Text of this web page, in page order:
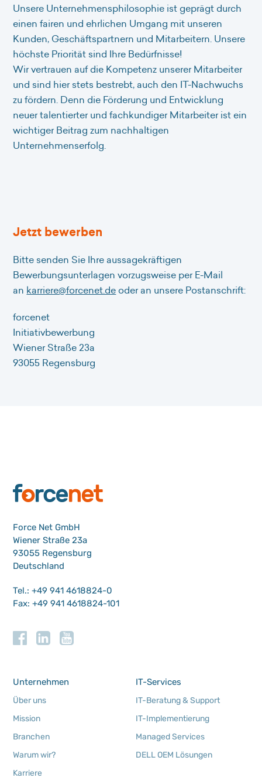
Unsere Unternehmensphilosophie ist geprägt durch
einen fairen und ehrlichen Umgang mit unseren
Kunden, Geschäftspartnern und Mitarbeitern. Unsere
höchste Priorität sind Ihre Bedürfnisse!
Wir vertrauen auf die Kompetenz unserer Mitarbeiter
und sind hier stets bestrebt, auch den IT-Nachwuchs
zu fördern. Denn die Förderung und Entwicklung
neuer talentierter und fachkundiger Mitarbeiter ist ein
wichtiger Beitrag zum nachhaltigen
Unternehmenserfolg.
Jetzt bewerben
Bitte senden Sie Ihre aussagekräftigen
Bewerbungsunterlagen vorzugsweise per E-Mail
an karriere@forcenet.de oder an unsere Postanschrift:
forcenet
Initiativbewerbung
Wiener Straße 23a
93055 Regensburg
Force Net GmbH
Wiener Straße 23a
93055 Regensburg
Deutschland
Tel.: +49 941 4618824-0
Fax: +49 941 4618824-101
Unternehmen
Über uns
Mission
Branchen
Warum wir?
Karriere
IT-Services
IT-Beratung & Support
IT-Implementierung
Managed Services
DELL OEM Lösungen